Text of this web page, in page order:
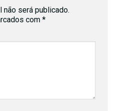
não será publicado.
com *